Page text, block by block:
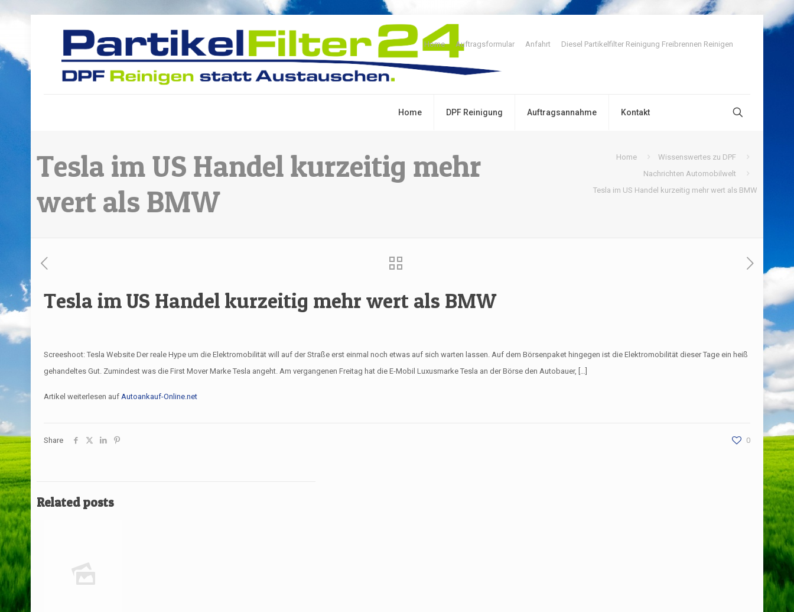
Home DPF Reinigung Auftragsannahme Kontakt
Home Auftragsformular Anfahrt Diesel Partikelfilter Reinigung Freibrennen Reinigen
Tesla im US Handel kurzeitig mehr
wert als BMW
Home
Wissenswertes zu DPF
Nachrichten Automobilwelt
Tesla im US Handel kurzeitig mehr wert als BMW
Tesla im US Handel kurzeitig mehr wert als BMW
Screeshoot: Tesla Website Der reale Hype um die Elektromobilität will auf der Straße erst einmal noch etwas auf sich warten lassen. Auf dem Börsenpaket hingegen ist die Elektromobilität dieser Tage ein heiß
gehandeltes Gut. Zumindest was die First Mover Marke Tesla angeht. Am vergangenen Freitag hat die E-Mobil Luxusmarke Tesla an der Börse den Autobauer, […]
Artikel weiterlesen aufAutoankauf-Online.net
Share 0
Related posts